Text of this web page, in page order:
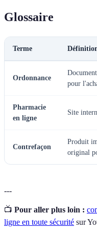
Glossaire
Terme
Ordonnance
pour
Pharmacie
en ligne
Site
Contrefaçon
Produit
original
---
📺 Pour aller plus loin :
ligne en toute sécurité sur